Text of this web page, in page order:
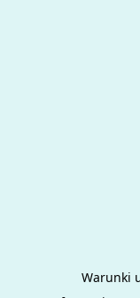
Warunki